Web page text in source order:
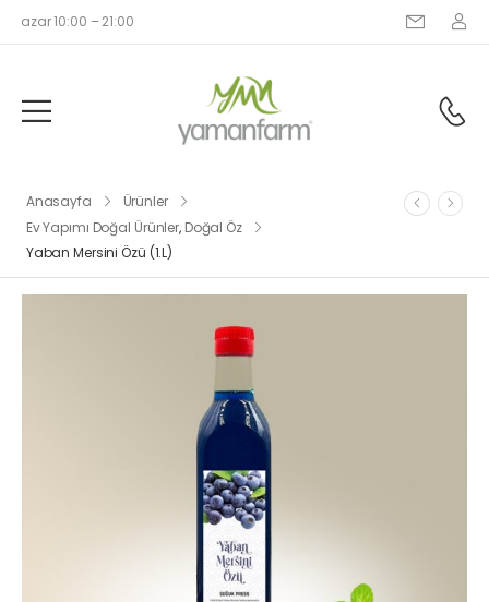
10:00 – 21:00
Anasayfa
Ürünler
Ev Yapımı Doğal Ürünler, Doğal Öz
Yaban Mersini Özü (1.L)